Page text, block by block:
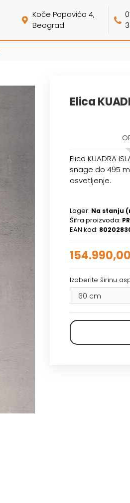
Koče Popovića 4,
Beograd
Elica
Elica KUADRA
snage do 495
osvetljenje.
Lager: Na stanju
Šifra proizvoda:
EAN kod:
Izaberite širinu